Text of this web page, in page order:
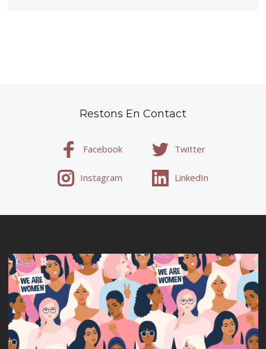
Restons En Contact
Facebook Twitter
Instagram LinkedIn